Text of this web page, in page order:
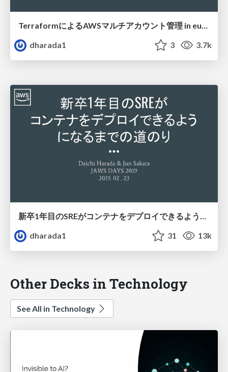
TerraformによるAWSマルチアカウント管理 in eureka, Inc.
dharada1
3 3.7k
dharada1
31 13k
Other Decks in Technology
See All in Technology